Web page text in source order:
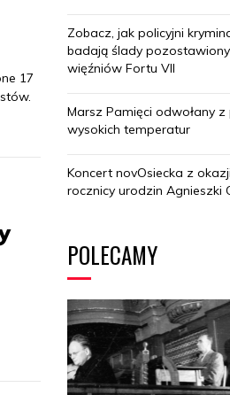
17
Zobacz, jak policyjni
badają ślady
więźniów Fortu VII
Marsz Pamięci odwołany
wysokich temperatur
Koncert novOsiecka z
rocznicy urodzin Agnieszki
POLECAMY